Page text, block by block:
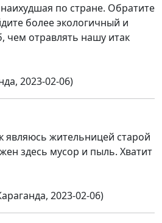
по стране. Обратите
более экологичный и
чем отравлять нашу итак
2023-02-06)
являюсь жительницей старой
здесь мусор и пыль. Хватит
2023-02-06)